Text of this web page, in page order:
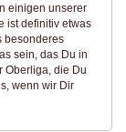
einigen unserer
ist definitiv etwas
besonderes
sein, das Du in
Oberliga, die Du
wenn wir Dir